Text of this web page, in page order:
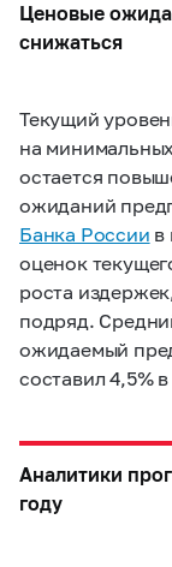
Ценовые
снижаться
Текущий
на
остается
ожиданий
Банка России в
оценок
роста
подряд.
ожидаемый
составил 4,5%
Аналитики
году